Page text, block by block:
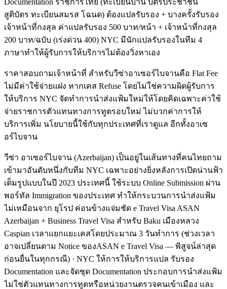
สูติบัตร ทะเบียนสมรส โฉนด) ต้องแปลรับรอง + บางครั้งรับรอง
เจ้าหน้าที่กงสุล ค่าแปลรับรอง 500 บาท/หน้า + เจ้าหน้าที่กงสุล
200 บาท/ฉบับ (เร่งด่วน 400) NYC มีนักแปลรับรองในทีม 4
ภาษาทำให้ผู้รับการให้บริการไม่ต้องวิ่งหาเอง
ราคาสอบถามเจ้าหน้าที่ สำหรับวีซ่าอาเซอร์ไบจานคือ Flat Fee
ไม่มีค่าใช้จ่ายแฝง หากเคส Refuse โดยไม่ใช่ความผิดผู้รับการ
ให้บริการ NYC จัดทำการนำส่งแฟ้มใหม่ให้โดยคิดเฉพาะค่าใช้
จ่ายราชการตัวแทนทางการทูตรอบใหม่ ไม่บวกค่าการให้
บริการเพิ่ม นโยบายนี้ใช้กับทุกประเทศที่เราดูแล อีกทั้งอาเซ
อร์ไบจาน
วีซ่า อาเซอร์ไบจาน (Azerbaijan) เป็นอยู่ในเส้นทางที่คนไทยถาม
เข้ามาอันดับหนึ่งกับทีม NYC เฉพาะอย่างยิ่งหลังการเปิดน่านฟ้า
เต็มรูปแบบในปี 2023 ประเทศนี้ ใช้ระบบ Online Submission ผ่าน
พอร์ทัล Immigration ของประเทศ ทำให้กระบวนการนำส่งแฟ้ม
ไม่เหมือนจาก ยุโรป ค่อนข้างแจ่มชัด e Travel Visa ASAN
Azerbaijan + Business Travel Visa สำหรับ Baku เมืองหลวง
Caspian เวลาแยกแยะเคสโดยประมาณ 3 วันทำการ (ช่วงเวลา
อาจเปลี่ยนตาม Notice ของASAN e Travel Visa — พิสูจน์ล่าสุด
ก่อนยื่นในทุกกรณี) · NYC ให้การให้บริการแปล รับรอง
Documentation และจัดชุด Documentation ประกอบการนำส่งแฟ้ม
ไม่ใช่ตัวแทนทางการทูตหรือหน่วยงานตรวจคนเข้าเมือง และ